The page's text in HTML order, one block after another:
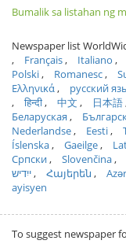
Bumalik sa listahan ng
Newspaper list
Français
Italiano
Polski
Romanesc
Ελληνικά
русский
हिन्दी
中文 日本語
Беларуская
Nederlandse
Eesti
Íslenska
Gaeilge
Српски
Slovenčina
ייִדיש
Հայերեն
ayisyen
To suggest newspaper